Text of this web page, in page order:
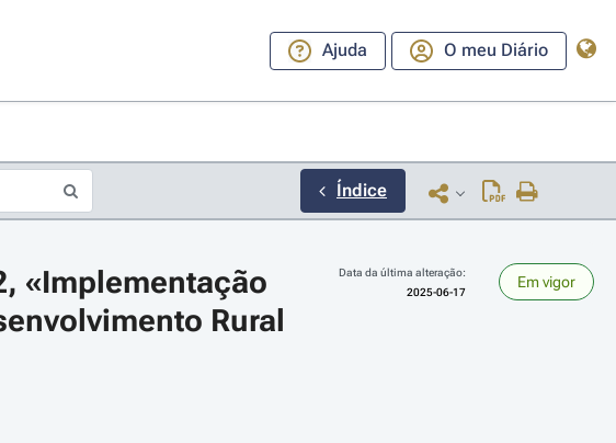
Ajuda O meu Diário
Índice
«Implementação
Rural
Data da última alteração:
2025-06-17
Em vigor